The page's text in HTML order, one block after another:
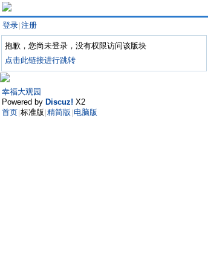
登录 注册
抱歉，您尚未登录，没有权限访问该版块
点击此链接进行跳转
幸福大观园
Powered by Discuz! X2
首页 标准版 精简版 电脑版